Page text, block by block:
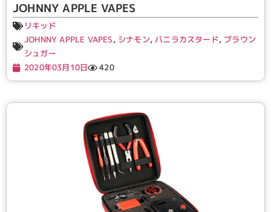
JOHNNY APPLE VAPES
リキッド
JOHNNY APPLE VAPES, シナモン,バニラカスタード, ブラウン
シュガー
2020年03月10日
420